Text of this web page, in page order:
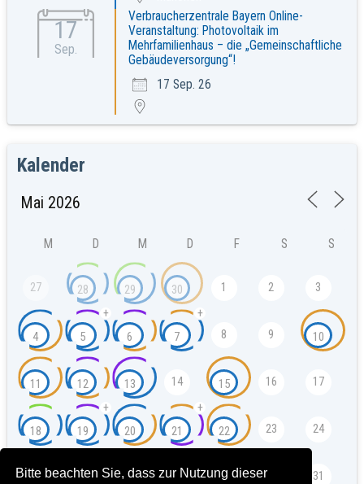
Bitte beachten Sie, dass zur Nutzung dieser
17
Sep.
Verbraucherzentrale Bayern Online-
Veranstaltung: Photovoltaik im
Mehrfamilienhaus – die „Gemeinschaftliche
Gebäudeversorgung“!
17 Sep. 26
Kalender
M D M D F S S
27 28 29 30 1 2 3
4 5
+
6 7
+
8 9 10
11 12 13 14 15 16 17
18 19
+
20 21
+
22 23 24
25 26 27 28 29 30 31